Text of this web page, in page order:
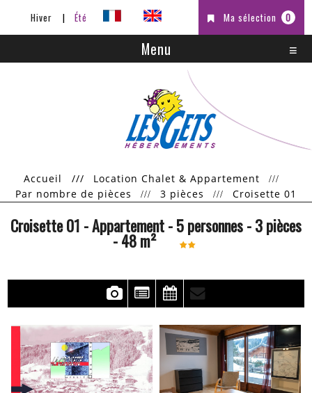
Hiver Été Ma sélection 0
Menu
Accueil ///
Location Chalet & Appartement
Par nombre de pièces
3 pièces Croisette 01
Croisette 01 - Appartement- 5 personnes- 3 pièces
-48 m²